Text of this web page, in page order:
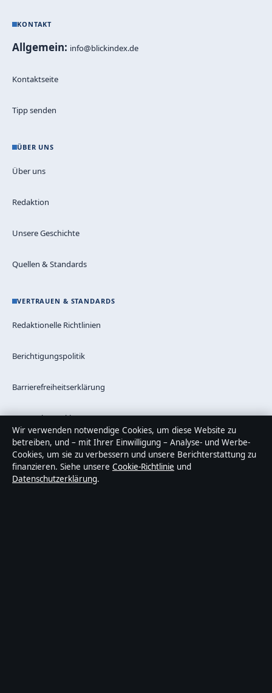
KONTAKT
Allgemein: info@blickindex.de
Kontaktseite
Tipp senden
ÜBER UNS
Über uns
Redaktion
Unsere Geschichte
Quellen & Standards
VERTRAUEN & STANDARDS
Redaktionelle Richtlinien
Berichtigungspolitik
Barrierefreiheitserklärung
Datenschutzerklärung
Über Blickindex in Kürze
Blickindex ist ein unabhängiger digitaler Nachrichtenanbieter mit
Wir verwenden notwendige Cookies, um diese Website zu
betreiben, und – mit Ihrer Einwilligung – Analyse- und Werbe-
Cookies, um sie zu verbessern und unsere Berichterstattung zu
finanzieren. Siehe unsere Cookie-Richtlinie und
Datenschutzerklärung.